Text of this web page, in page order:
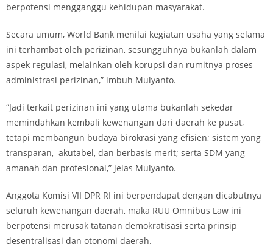
berpotensi mengganggu kehidupan masyarakat.
Secara umum, World Bank menilai kegiatan usaha yang selama
ini terhambat oleh perizinan, sesungguhnya bukanlah dalam
aspek regulasi, melainkan oleh korupsi dan rumitnya proses
administrasi perizinan,” imbuh Mulyanto.
“Jadi terkait perizinan ini yang utama bukanlah sekedar
memindahkan kembali kewenangan dari daerah ke pusat,
tetapi membangun budaya birokrasi yang efisien; sistem yang
transparan, akutabel, dan berbasis merit; serta SDM yang
amanah dan profesional,” jelas Mulyanto.
Anggota Komisi VII DPR RI ini berpendapat dengan dicabutnya
seluruh kewenangan daerah, maka RUU Omnibus Law ini
berpotensi merusak tatanan demokratisasi serta prinsip
desentralisasi dan otonomi daerah.